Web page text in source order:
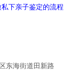
下亲子鉴定的流程
东海街道田新路